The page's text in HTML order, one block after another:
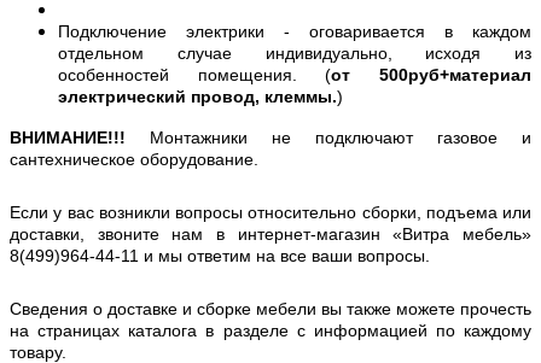
Подключение электрики - оговаривается в каждом
отдельном случае индивидуально, исходя из
особенностей помещения. (от 500руб+материал
электрический провод, клеммы.)
ВНИМАНИЕ!!! Монтажники не подключают газовое и
сантехническое оборудование.
Если у вас возникли вопросы относительно сборки, подъема или
доставки, звоните нам в интернет-магазин «Витра мебель»
8(499)964-44-11 и мы ответим на все ваши вопросы.
Сведения о доставке и сборке мебели вы также можете прочесть
на страницах каталога в разделе с информацией по каждому
товару.